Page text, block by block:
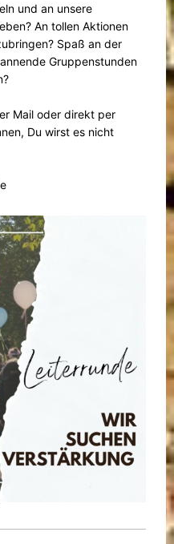
und an unsere
An tollen Aktionen
Spaß an der
Gruppenstunden
Mail oder direkt per
Du wirst es nicht